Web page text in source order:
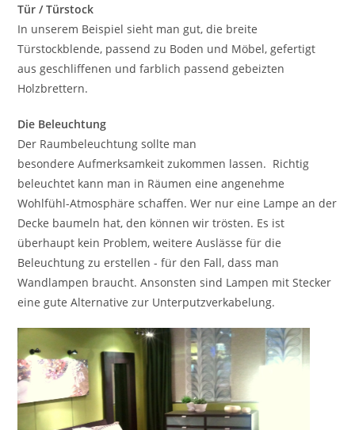
Tür / Türstock
In unserem Beispiel sieht man gut, die breite
Türstockblende, passend zu Boden und Möbel, gefertigt
aus geschliffenen und farblich passend gebeizten
Holzbrettern.
Die Beleuchtung
Der Raumbeleuchtung sollte man
besondere Aufmerksamkeit zukommen lassen. Richtig
beleuchtet kann man in Räumen eine angenehme
Wohlfühl-Atmosphäre schaffen. Wer nur eine Lampe an der
Decke baumeln hat, den können wir trösten. Es ist
überhaupt kein Problem, weitere Auslässe für die
Beleuchtung zu erstellen - für den Fall, dass man
Wandlampen braucht. Ansonsten sind Lampen mit Stecker
eine gute Alternative zur Unterputzverkabelung.